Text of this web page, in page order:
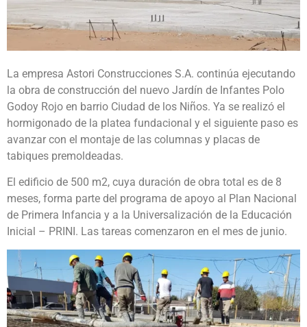
La empresa Astori Construcciones S.A. continúa ejecutando
la obra de construcción del nuevo Jardín de Infantes Polo
Godoy Rojo en barrio Ciudad de los Niños. Ya se realizó el
hormigonado de la platea fundacional y el siguiente paso es
avanzar con el montaje de las columnas y placas de
tabiques premoldeadas.
El edificio de 500 m2, cuya duración de obra total es de 8
meses, forma parte del programa de apoyo al Plan Nacional
de Primera Infancia y a la Universalización de la Educación
Inicial – PRINI. Las tareas comenzaron en el mes de junio.